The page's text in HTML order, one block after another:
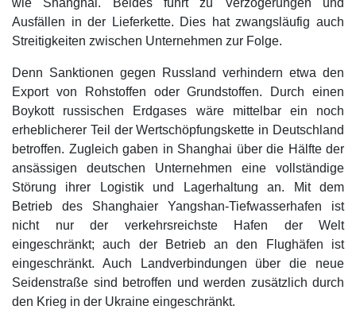
Ausfällen in der Lieferkette. Dies hat zwangsläufig auch
Streitigkeiten zwischen Unternehmen zur Folge.
Denn Sanktionen gegen Russland verhindern etwa den
Export von Rohstoffen oder Grundstoffen. Durch einen
Boykott russischen Erdgases wäre mittelbar ein noch
erheblicherer Teil der Wertschöpfungskette in Deutschland
betroffen. Zugleich gaben in Shanghai über die Hälfte der
ansässigen deutschen Unternehmen eine vollständige
Störung ihrer Logistik und Lagerhaltung an. Mit dem
Betrieb des Shanghaier Yangshan-Tiefwasserhafen ist
nicht nur der verkehrsreichste Hafen der Welt
eingeschränkt; auch der Betrieb an den Flughäfen ist
eingeschränkt. Auch Landverbindungen über die neue
Seidenstraße sind betroffen und werden zusätzlich durch
den Krieg in der Ukraine eingeschränkt.